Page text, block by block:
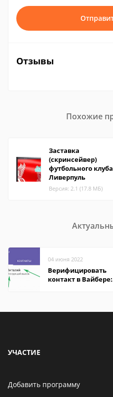
Отзывы
Похожие
Заставка
(скринсейвер)
футбольного клуба
Ливерпуль
Версия: 2.1 (17.8 МБ)
04 июня 2022
Верифицировать
контакт в Вайбере:
УЧАСТИЕ
Добавить программу